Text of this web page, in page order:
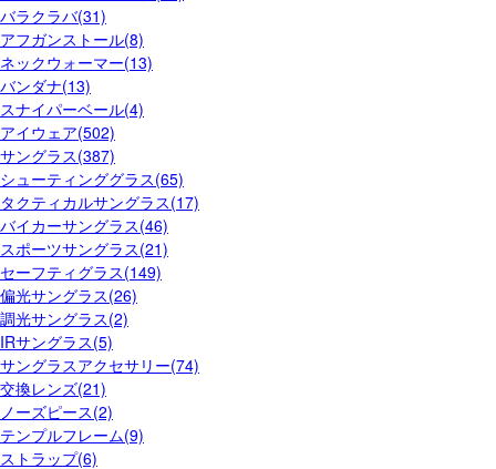
バラクラバ(31)
アフガンストール(8)
ネックウォーマー(13)
バンダナ(13)
スナイパーベール(4)
アイウェア(502)
サングラス(387)
シューティンググラス(65)
タクティカルサングラス(17)
バイカーサングラス(46)
スポーツサングラス(21)
セーフティグラス(149)
偏光サングラス(26)
調光サングラス(2)
IRサングラス(5)
サングラスアクセサリー(74)
交換レンズ(21)
ノーズピース(2)
テンプルフレーム(9)
ストラップ(6)